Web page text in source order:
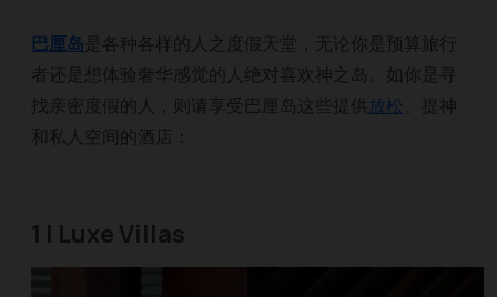
巴厘岛是各种各样的人之度假天堂，无论你是预算旅行
者还是想体验奢华感觉的人绝对喜欢神之岛。如你是寻
找亲密度假的人，则请享受巴厘岛这些提供 放松 、提神
和私人空间的酒店：
1 | Luxe Villas